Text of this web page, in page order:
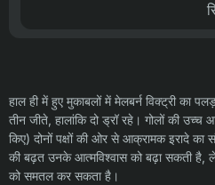
हाल ही में हुए मुकाबलों में मेलबर्न विक्ट्री का
तीन जीते, हालांकि दो ड्रॉ रहे। गोलों की उच्च
किए) दोनों पक्षों की ओर से आक्रामक इरादे का
की बढ़त उनके आत्मविश्वास को बढ़ा सकती है,
को समतल कर सकता है।